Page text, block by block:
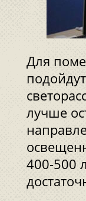
Для
лучше
400-500